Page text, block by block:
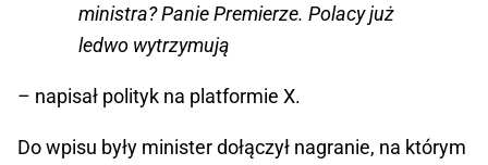
ministra? Panie Premierze. Polacy już
ledwo wytrzymują
– napisał polityk na platformie X.
Do wpisu były minister dołączył nagranie, na którym